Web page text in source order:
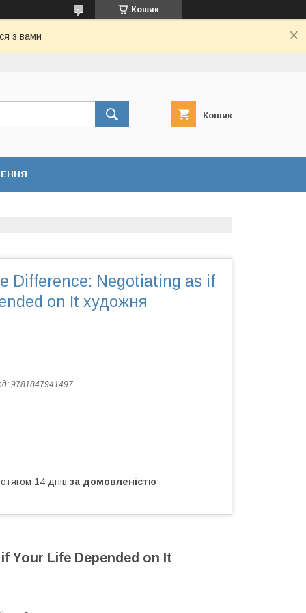
Кошик
з вами
Кошик
Difference: Negotiating as if
on It художня
9781847941497
14 днів за домовленістю
Your Life Depended on It